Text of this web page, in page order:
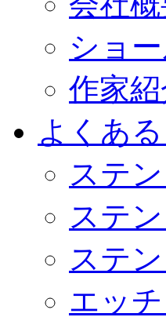
ショ
作家
よくあ
ステ
ステ
ステ
エッ